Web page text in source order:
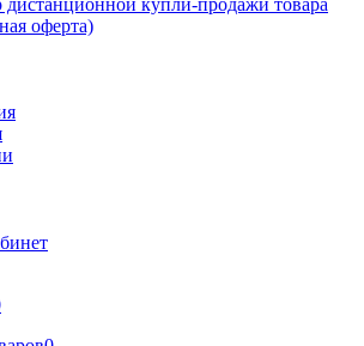
дистанционной купли-продажи товара
оферта)